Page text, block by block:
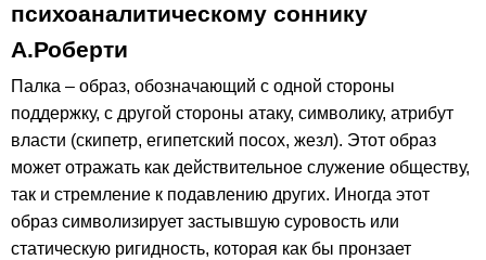
психоаналитическому соннику
А.Роберти
Палка – образ, обозначающий с одной стороны
поддержку, с другой стороны атаку, символику, атрибут
власти (скипетр, египетский посох, жезл). Этот образ
может отражать как действительное служение обществу,
так и стремление к подавлению других. Иногда этот
образ символизирует застывшую суровость или
статическую ригидность, которая как бы пронзает